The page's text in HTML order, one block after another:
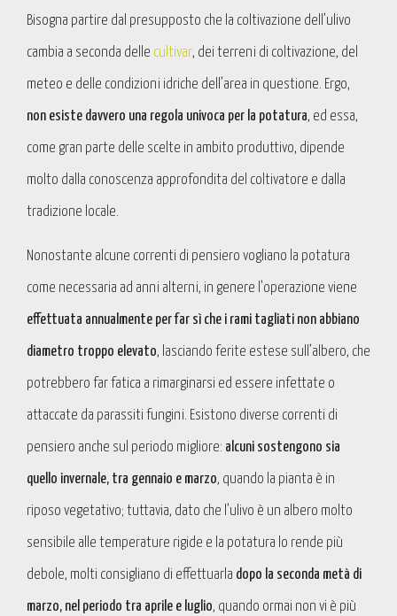
Bisogna partire dal presupposto che la coltivazione dell’ulivo
cambia a seconda delle cultivar, dei terreni di coltivazione, del
meteo e delle condizioni idriche dell’area in questione. Ergo,
non esiste davvero una regola univoca per la potatura, ed essa,
come gran parte delle scelte in ambito produttivo, dipende
molto dalla conoscenza approfondita del coltivatore e dalla
tradizione locale.
Nonostante alcune correnti di pensiero vogliano la potatura
come necessaria ad anni alterni, in genere l’operazione viene
effettuata annualmente per far sì che i rami tagliati non abbiano
diametro troppo elevato, lasciando ferite estese sull’albero, che
potrebbero far fatica a rimarginarsi ed essere infettate o
attaccate da parassiti fungini. Esistono diverse correnti di
pensiero anche sul periodo migliore: alcuni sostengono sia
quello invernale, tra gennaio e marzo, quando la pianta è in
riposo vegetativo; tuttavia, dato che l’ulivo è un albero molto
sensibile alle temperature rigide e la potatura lo rende più
debole, molti consigliano di effettuarla dopo la seconda metà di
marzo, nel periodo tra aprile e luglio, quando ormai non vi è più